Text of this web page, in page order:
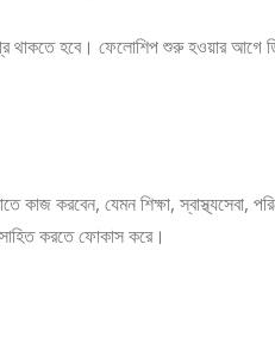
থাকতে হবে। ফেলোশিপ শুরু হওয়ার আগে
কাজ করবেন, যেমন শিক্ষা, স্বাস্থ্যসেবা,
করতে ফোকাস করে।